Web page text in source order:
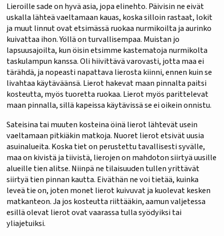
Lieroille sade on hyvä asia, jopa elinehto. Päivisin ne eivät
uskalla lähteä vaeltamaan kauas, koska silloin rastaat, lokit
ja muut linnut ovat etsimässä ruokaa nurmikoilta ja aurinko
kuivattaa ihon. Yöllä on turvallisempaa. Muistan jo
lapsuusajoilta, kun öisin etsimme kastematoja nurmikolta
taskulampun kanssa. Oli hiivittävä varovasti, jotta maa ei
tärähdä, ja nopeasti napattava lierosta kiinni, ennen kuin se
livahtaa käytäväänsä. Lierot hakevat maan pinnalta paitsi
kosteutta, myös tuoretta ruokaa. Lierot myös parittelevat
maan pinnalla, sillä kapeissa käytävissä se ei oikein onnistu.
Sateisina tai muuten kosteina öinä lierot lähtevät usein
vaeltamaan pitkiäkin matkoja. Nuoret lierot etsivät uusia
asuinalueita. Koska tiet on perustettu tavallisesti syvälle,
maa on kivistä ja tiivistä, lierojen on mahdoton siirtyä uusille
alueille tien alitse. Niinpä ne tilaisuuden tullen yrittävät
siirtyä tien pinnan kautta. Eiväthän ne voi tietää, kuinka
leveä tie on, joten monet lierot kuivuvat ja kuolevat kesken
matkanteon. Ja jos kosteutta riittääkin, aamun valjetessa
esillä olevat lierot ovat vaarassa tulla syödyiksi tai
yliajetuiksi.